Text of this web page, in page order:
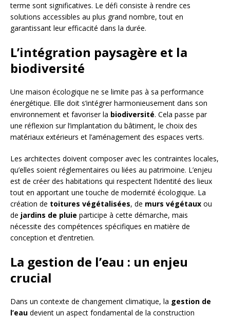
terme sont significatives. Le défi consiste à rendre ces
solutions accessibles au plus grand nombre, tout en
garantissant leur efficacité dans la durée.
L’intégration paysagère et la
biodiversité
Une maison écologique ne se limite pas à sa performance
énergétique. Elle doit s’intégrer harmonieusement dans son
environnement et favoriser la biodiversité. Cela passe par
une réflexion sur l’implantation du bâtiment, le choix des
matériaux extérieurs et l’aménagement des espaces verts.
Les architectes doivent composer avec les contraintes locales,
qu’elles soient réglementaires ou liées au patrimoine. L’enjeu
est de créer des habitations qui respectent l’identité des lieux
tout en apportant une touche de modernité écologique. La
création de toitures végétalisées, de murs végétaux ou
de jardins de pluie participe à cette démarche, mais
nécessite des compétences spécifiques en matière de
conception et d’entretien.
La gestion de l’eau : un enjeu
crucial
Dans un contexte de changement climatique, la gestion de
l’eau devient un aspect fondamental de la construction